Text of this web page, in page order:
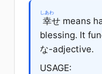
幸
しあわ
せ means
blessing. It
な-adjective.
USAGE: